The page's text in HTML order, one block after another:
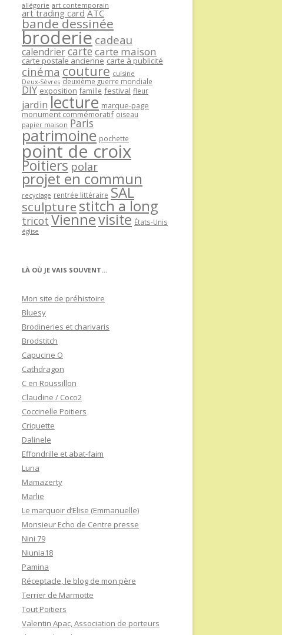
allégorie art contemporain
art trading card ATC
bande dessinée
broderie cadeau
calendriercartecarte maison
carte postale ancienne carte à publicité
cinéma couture cuisine
Deux-Sèvres deuxième guerre mondiale
DIY exposition famille festival fleur
jardin lecture marque-page
monument commémoratif oiseau
papier maison Paris
patrimoine pochette
point de croix
Poitiers polar
projet en commun
recyclage rentrée littéraire SAL
sculpture stitch a long
tricot Viennevisite États-Unis
église
LÀ OÙ JE VAIS SOUVENT…
Mon site de préhistoire
Bluesy
Brodineries et charivaris
Brodstitch
Capucine O
Cathdragon
C en Roussillon
Claudine / Coco2
Coccinelle Poitiers
Criquette
Dalinele
Effondrille et abat-faim
Luna
Mamazerty
Marlie
Le marquoir d’Elise (Emmanuelle)
Monsieur Echo de Centre presse
Nini 79
Niunia18
Pamina
Réceptacle, le blog de mon père
Terrier de Marmotte
Tout Poitiers
Valentin Apac, Association de porteurs